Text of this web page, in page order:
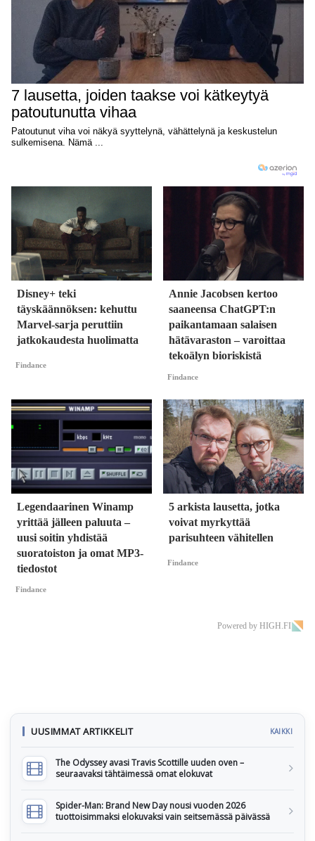
Disney+ teki
täyskäännöksen: kehuttu
Marvel-sarja peruttiin
jatkokaudesta huolimatta
Findance
Annie Jacobsen kertoo
saaneensa ChatGPT:n
paikantamaan salaisen
hätävaraston – varoittaa
tekoälyn bioriskistä
Findance
Legendaarinen Winamp
yrittää jälleen paluuta –
uusi soitin yhdistää
suoratoiston ja omat MP3-
tiedostot
Findance
5 arkista lausetta, jotka
voivat myrkyttää
parisuhteen vähitellen
Findance
Powered by HIGH.FI
UUSIMMAT ARTIKKELIT KAIKKI
The Odyssey avasi Travis Scottille uuden oven –
seuraavaksi tähtäimessä omat elokuvat
Spider-Man: Brand New Day nousi vuoden 2026
tuottoisimmaksi elokuvaksi vain seitsemässä päivässä